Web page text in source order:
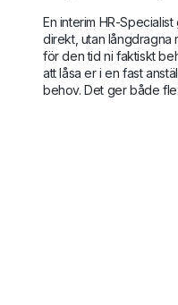
En interim HR-
direkt, utan långdragna
för den tid ni faktiskt
att låsa er i en fast
behov. Det ger både